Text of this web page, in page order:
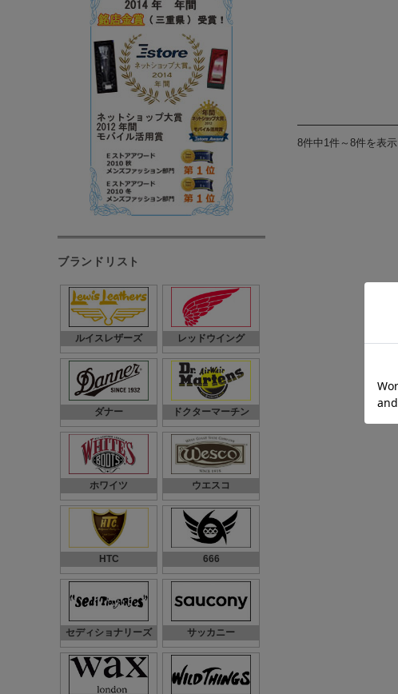
8件中1件～8件を表示
ブランドリスト
ルイスレザーズ レッドウイング
ダナー ドクターマーチン
ホワイツ ウエスコ
HTC 666
セディショナリーズ サッカニー